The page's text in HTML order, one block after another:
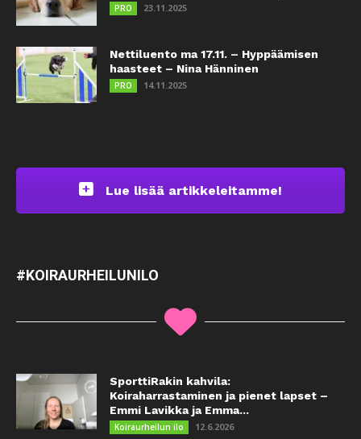
PRO 23.11.2025
Nettiluento ma 17.11. – Hyppäämisen
haasteet – Nina Hänninen
PRO 14.11.2025
Lue lisää artikkeleitamme!
#KOIRAURHEILUNILO
SporttiRakin kahvila:
Koiraharrastaminen ja pienet lapset –
Emmi Lavikka ja Emma...
Koiraurheilun ilo 12.6.2026